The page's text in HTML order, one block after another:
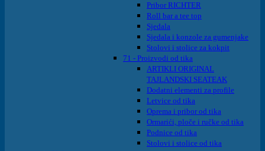
Pribor RICHTER
Roll bar a tee top
Sjedala
Sjedala i konzole za gumenjake
Stolovi i stolice za kokpit
71 - Proizvodi od tika
ARTIKLI ORIGINAL
TAJLANDSKI SEATEAK
Dodatni elementi za profile
Letvice od tika
Oprema i pribor od tika
Ormarići, ploče i ručke od tika
Podnice od tika
Stolovi i stolice od tika